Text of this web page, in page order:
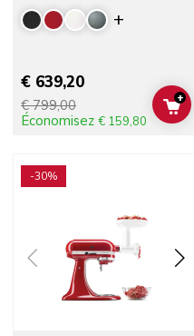
Display
€ 639,20
€ 799,00
Économisez € 159,80
+
-30%